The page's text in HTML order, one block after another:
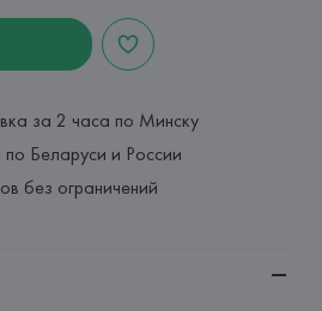
за 2 часа по Минску
Беларуси и России
без ограничений